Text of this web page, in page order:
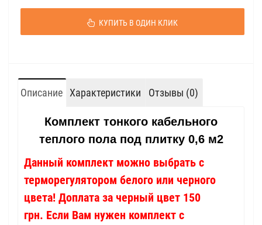
КУПИТЬ В ОДИН КЛИК
Описание Характеристики Отзывы (0)
Комплект тонкого кабельного
теплого пола под плитку 0,6 м2
Данный комплект можно выбрать с
терморегулятором белого или черного
цвета! Доплата за черный цвет 150
грн. Если Вам нужен комплект с